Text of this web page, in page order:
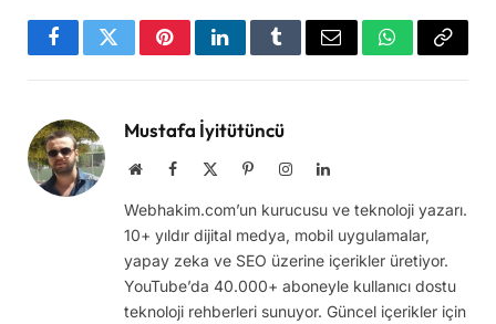
FacebookTwitterPinterestLinkedInTumblrEmail WhatsApp
Copy
Mustafa İyitütüncü
WebsiteFacebook PinterestInstagramLinkedIn
Webhakim.com’un kurucusu ve teknoloji yazarı.
10+ yıldır dijital medya, mobil uygulamalar,
yapay zeka ve SEO üzerine içerikler üretiyor.
YouTube’da 40.000+ aboneyle kullanıcı dostu
teknoloji rehberleri sunuyor. Güncel içerikler için